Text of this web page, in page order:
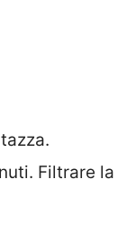
Filtrare la